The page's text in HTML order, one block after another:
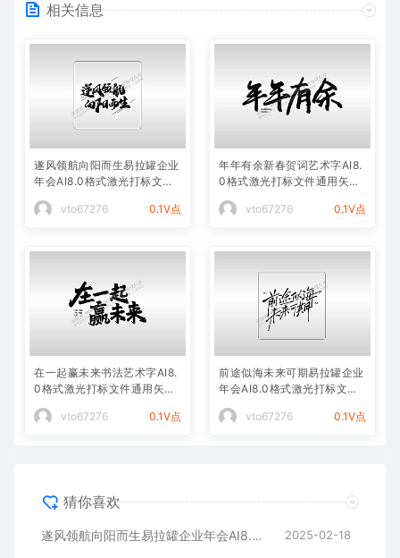
相关信息
遂风领航向阳而生易拉罐企业
年会AI8.0格式激光打标文件
vto67276
0.1V点
年年有余新春贺词艺术字AI8.
0格式激光打标文件通用矢量
vto67276
0.1V点
在一起赢未来书法艺术字AI8.
0格式激光打标文件通用矢量
vto67276
0.1V点
前途似海未来可期易拉罐企业
年会AI8.0格式激光打标文件
vto67276
0.1V点
猜你喜欢
遂风领航向阳而生易拉罐企业年会AI8.0格式激光打标文件通用矢量图 2025-02-18